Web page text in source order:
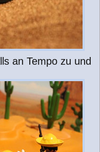
an Tempo zu und